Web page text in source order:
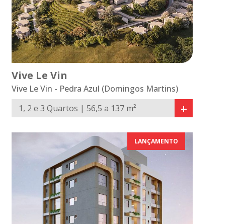
Vive Le Vin
Vive Le Vin - Pedra Azul (Domingos Martins)
1, 2 e 3 Quartos | 56,5 a 137 m²
+
LANÇAMENTO